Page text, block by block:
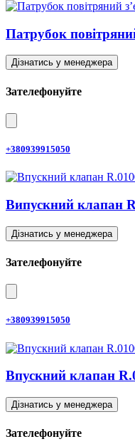
Патрубок
Дізнатись у менеджера
Зателефонуйте
+380939915050
Випускний клапан
Дізнатись у менеджера
Зателефонуйте
+380939915050
Впускний клапан
Дізнатись у менеджера
Зателефонуйте